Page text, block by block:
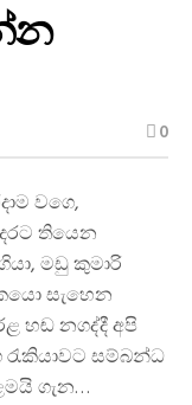
0
වගෙ,
තියෙන
මඩු කුමාරි
සැහෙන
හඬ නගද්දී අපි
සම්බන්ධ
ගැන…